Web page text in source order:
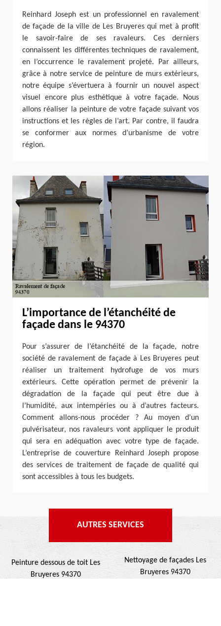
Reinhard Joseph est un professionnel en ravalement
de façade de la ville de Les Bruyeres qui met à profit
le savoir-faire de ses ravaleurs. Ces derniers
connaissent les différentes techniques de ravalement,
en l’occurrence le ravalement projeté. Par ailleurs,
grâce à notre service de peinture de murs extérieurs,
notre équipe s’évertuera à fournir un nouvel aspect
visuel encore plus esthétique à votre façade. Nous
allons réaliser la peinture de votre façade suivant vos
instructions et les règles de l’art. Par contre, il faudra
se conformer aux normes d’urbanisme de votre
région.
L’importance de l’étanchéité de
façade dans le 94370
Pour s’assurer de l’étanchéité de la façade, notre
société de ravalement de façade à Les Bruyeres peut
réaliser un traitement hydrofuge de vos murs
extérieurs. Cette opération permet de prévenir la
dégradation de la façade qui peut être due à
l’humidité, aux intempéries ou à d’autres facteurs.
Comment allons-nous procéder ? Au moyen d’un
pulvérisateur, nos ravaleurs vont appliquer le produit
qui sera en adéquation avec votre type de façade.
L’entreprise de couverture Reinhard Joseph propose
des services de traitement de façade de qualité qui
sont accessibles à tous les budgets.
AUTRES SERVICES
Peinture dessous de toit Les
Bruyeres 94370
Nettoyage de façades Les
Bruyeres 94370